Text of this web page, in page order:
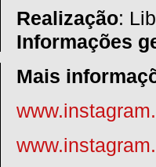
Realização:
Informações
Mais